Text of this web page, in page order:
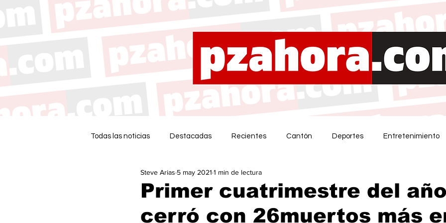
Todas las noticias Destacadas Recientes Cantón Deportes Entretenimiento
Primer cuatrimestre del
cerró con 26muertos más
Steve Arias 5 may 2021 1 min de lectura